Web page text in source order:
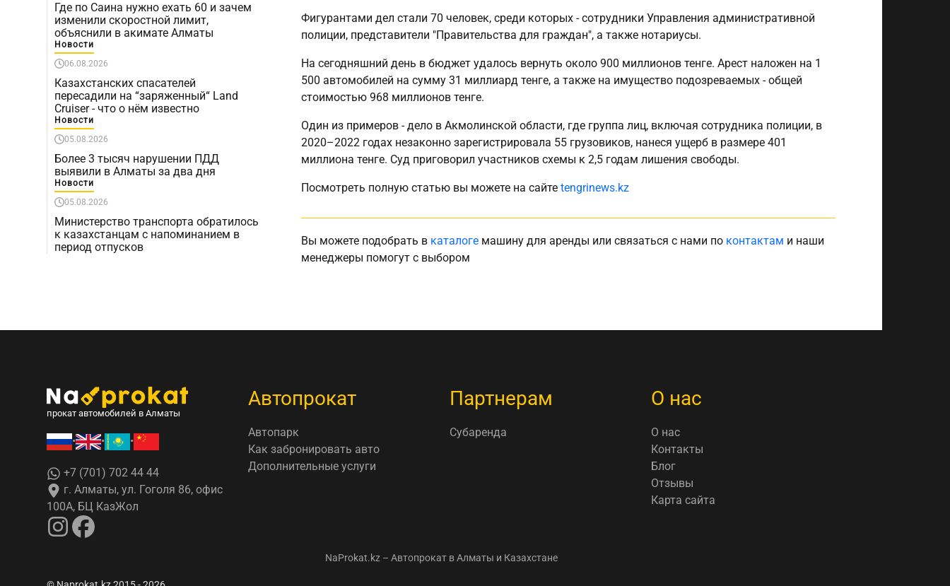
Где по Саина нужно ехать 60 и зачем
изменили скоростной лимит,
объяснили в акимате Алматы
Новости
06.08.2026
Казахстанских спасателей
пересадили на “заряженный“ Land
Cruiser - что о нём известно
Новости
05.08.2026
Более 3 тысяч нарушении ПДД
выявили в Алматы за два дня
Новости
05.08.2026
Министерство транспорта обратилось
к казахстанцам с напоминанием в
период отпусков
Фигурантами дел стали 70 человек, среди которых - сотрудники Управления административной
полиции, представители "Правительства для граждан", а также нотариусы.
На сегодняшний день в бюджет удалось вернуть около 900 миллионов тенге. Арест наложен на 1
500 автомобилей на сумму 31 миллиард тенге, а также на имущество подозреваемых - общей
стоимостью 968 миллионов тенге.
Один из примеров - дело в Акмолинской области, где группа лиц, включая сотрудника полиции, в
2020–2022 годах незаконно зарегистрировала 55 грузовиков, нанеся ущерб в размере 401
миллиона тенге. Суд приговорил участников схемы к 2,5 годам лишения свободы.
Посмотреть полную статью вы можете на сайте tengrinews.kz
Вы можете подобрать в каталоге машину для аренды или связаться с нами по контактам и наши
менеджеры помогут с выбором
прокат автомобилей в Алматы
• • •
+7 (701) 702 44 44
г. Алматы, ул. Гоголя 86, офис
100А, БЦ КазЖол
Автопрокат
Автопарк
Как забронировать авто
Дополнительные услуги
Партнерам
Субаренда
О нас
О нас
Контакты
Блог
Отзывы
Карта сайта
NaProkat.kz – Автопрокат в Алматы и Казахстане